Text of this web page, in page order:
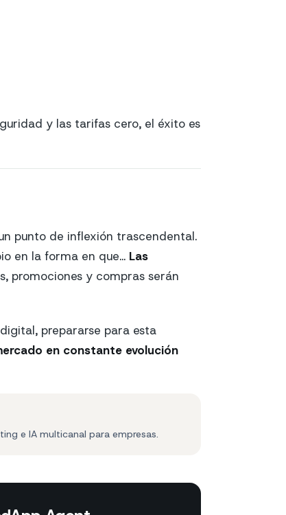
y las tarifas cero, el éxito es
punto de inflexión trascendental.
en la forma en que... Las
promociones y compras serán
prepararse para esta
en constante evolución
e IA multicanal para empresas.